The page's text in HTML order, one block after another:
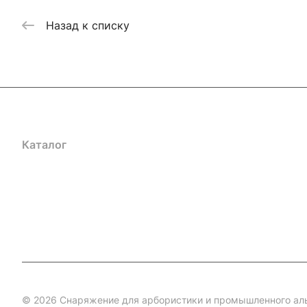
Назад к списку
Каталог
© 2026 Снаряжение для арбористики и промышленного